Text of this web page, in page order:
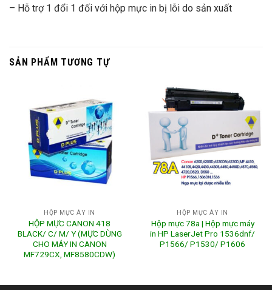
– Hỗ trợ 1 đổi 1 đối với hộp mực in bị lỗi do sản xuất
SẢN PHẨM TƯƠNG TỰ
HỘP MỰC ÁY IN
HỘP MỰC CANON 418
BLACK/ C/ M/ Y (MỰC DÙNG
CHO MÁY IN CANON
MF729CX, MF8580CDW)
HỘP MỰC ÁY IN
Hộp mực 78a | Hộp mực máy
in HP LaserJet Pro 1536dnf/
P1566/ P1530/ P1606